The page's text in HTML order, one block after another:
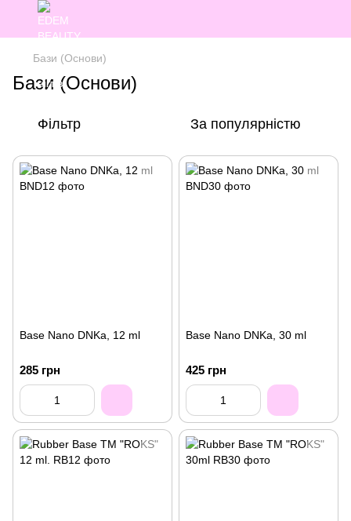
Бази (Основи)
Бази (Основи)
Фільтр За популярністю
Base Nano DNKa, 12 ml
285 грн
Base Nano DNKa, 30 ml
425 грн